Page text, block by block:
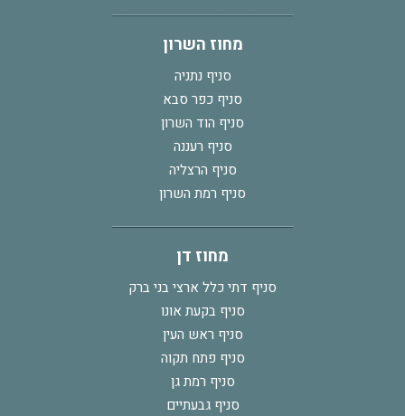
מחוז השרון
סניף נתניה
סניף כפר סבא
סניף הוד השרון
סניף רעננה
סניף הרצליה
סניף רמת השרון
מחוז דן
סניף דתי כלל ארצי בני ברק
סניף בקעת אונו
סניף ראש העין
סניף פתח תקוה
סניף רמת גן
סניף גבעתיים